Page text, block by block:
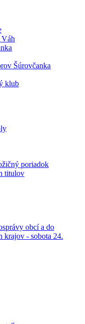
Šúrovčanka
klub
poriadok
titulov
obcí a do
krajov - sobota 24.